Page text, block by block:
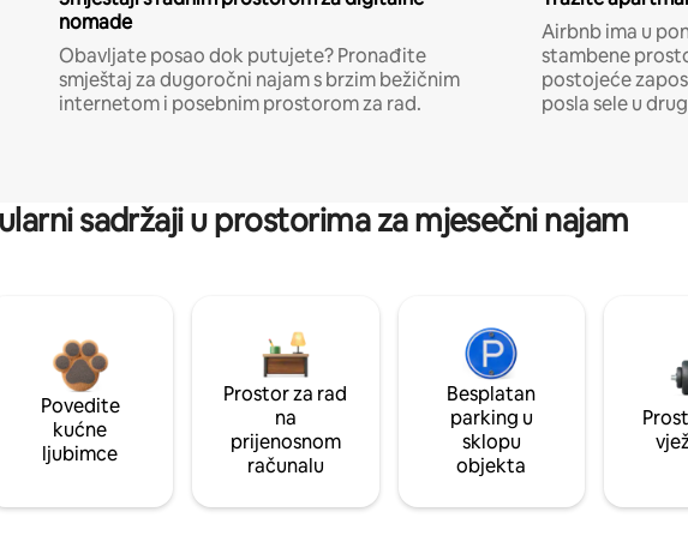
nomade
Obavljate posao dok putujete? Pronađite
smještaj za dugoročni najam s brzim bežičnim
internetom i posebnim prostorom za rad.
Airbnb ima u
stambene
postojeće
posla sele u
sadržaji u prostorima za mjesečni najam
Povedite
kućne
ljubimce
Prostor za rad
na
prijenosnom
računalu
Besplatan
parking u
sklopu
objekta